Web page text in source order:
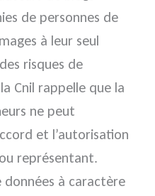
de personnes de
à leur seul
risques de
Cnil rappelle que la
ne peut
et l’autorisation
représentant.
à caractère